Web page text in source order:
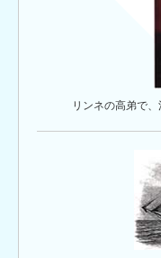
リンネの高弟で